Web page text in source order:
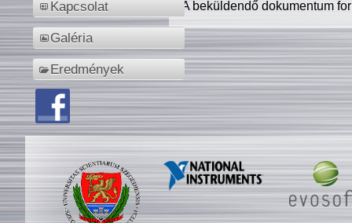
Kapcsolat
Galéria
Eredmények
A beküldendő dokumentum